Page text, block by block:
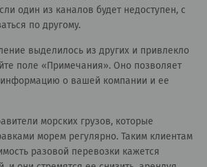
один из каналов будет недоступен, с
по другому.
выделилось из других и привлекло
поле «Примечания». Оно позволяет
о вашей компании и ее
морских грузов, которые
морем регулярно. Таким клиентам
разовой перевозки кажется